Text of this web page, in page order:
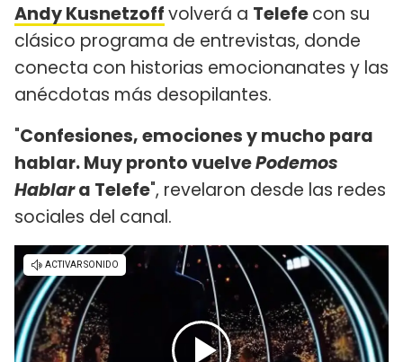
Andy Kusnetzoffvolverá a Telefecon su
clásico programa de entrevistas, donde
conecta con historias emocionanates y las
anécdotas más desopilantes.
"Confesiones, emociones y mucho para
hablar. Muy pronto vuelvePodemos
Hablara Telefe", revelaron desde las redes
sociales del canal.